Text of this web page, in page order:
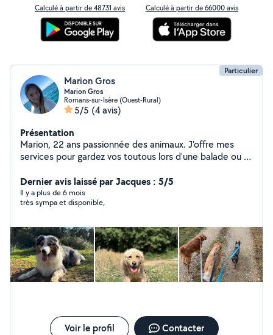
Calculé à partir de 48731 avis Calculé à partir de 66000 avis
Particulier
Marion Gros
Marion Gros
Romans-sur-Isère (Ouest-Rural)
5/5 (4 avis)
Présentation
Marion, 22 ans passionnée des animaux. J'offre mes
services pour gardez vos toutous lors d'une balade ou à
m'envoyez un message pour plus d'infos
Dernier avis laissé par Jacques : 5/5
Il y a plus de 6 mois
très sympa et disponible,
Voir le profil Contacter